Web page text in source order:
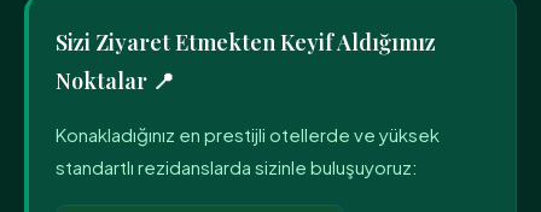
Sizi Ziyaret Etmekten Keyif Aldığımız
Noktalar 📍
Konakladığınız en prestijli otellerde ve yüksek
standartlı rezidanslarda sizinle buluşuyoruz: